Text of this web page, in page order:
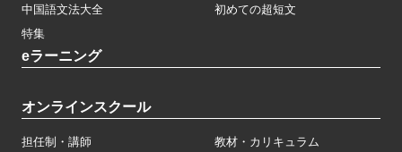
中国語文法大全
初めての超短文
特集
eラーニング
オンラインスクール
担任制・講師 教材・カリキュラム